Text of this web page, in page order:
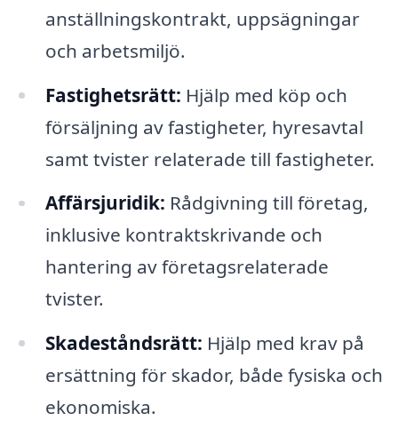
anställningskontrakt, uppsägningar
och arbetsmiljö.
Fastighetsrätt: Hjälp med köp och
försäljning av fastigheter, hyresavtal
samt tvister relaterade till fastigheter.
Affärsjuridik: Rådgivning till företag,
inklusive kontraktskrivande och
hantering av företagsrelaterade
tvister.
Skadeståndsrätt: Hjälp med krav på
ersättning för skador, både fysiska och
ekonomiska.